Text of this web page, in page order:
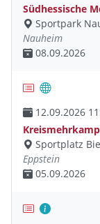
Südhessische
Sportpark
Nauheim
08.09.2026
12.09.2026
Sportplatz
Eppstein
05.09.2026